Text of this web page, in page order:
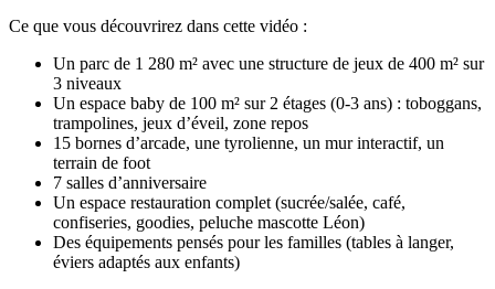
Ce que vous découvrirez dans cette vidéo :
Un parc de 1 280 m² avec une structure de jeux de 400 m² sur
3 niveaux
Un espace baby de 100 m² sur 2 étages (0-3 ans) : toboggans,
trampolines, jeux d’éveil, zone repos
15 bornes d’arcade, une tyrolienne, un mur interactif, un
terrain de foot
7 salles d’anniversaire
Un espace restauration complet (sucrée/salée, café,
confiseries, goodies, peluche mascotte Léon)
Des équipements pensés pour les familles (tables à langer,
éviers adaptés aux enfants)